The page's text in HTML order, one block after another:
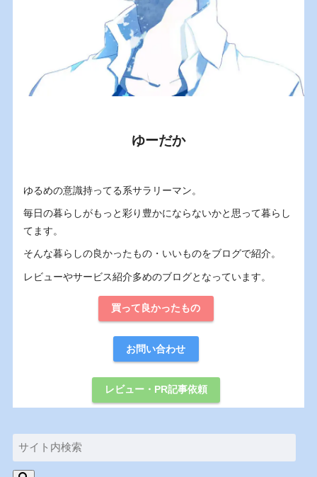
ゆーだか
ゆるめの意識持ってる系サラリーマン。
毎日の暮らしがもっと彩り豊かにならないかと思って暮らし
てます。
そんな暮らしの良かったもの・いいものをブログで紹介。
レビューやサービス紹介多めのブログとなっています。
買って良かったもの
お問い合わせ
レビュー・PR記事依頼